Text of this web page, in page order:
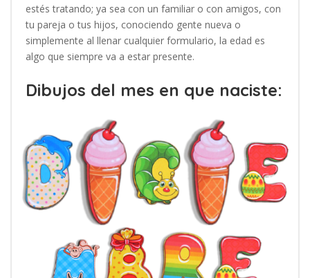
estés tratando; ya sea con un familiar o con amigos, con
tu pareja o tus hijos, conociendo gente nueva o
simplemente al llenar cualquier formulario, la edad es
algo que siempre va a estar presente.
Dibujos del mes en que naciste: